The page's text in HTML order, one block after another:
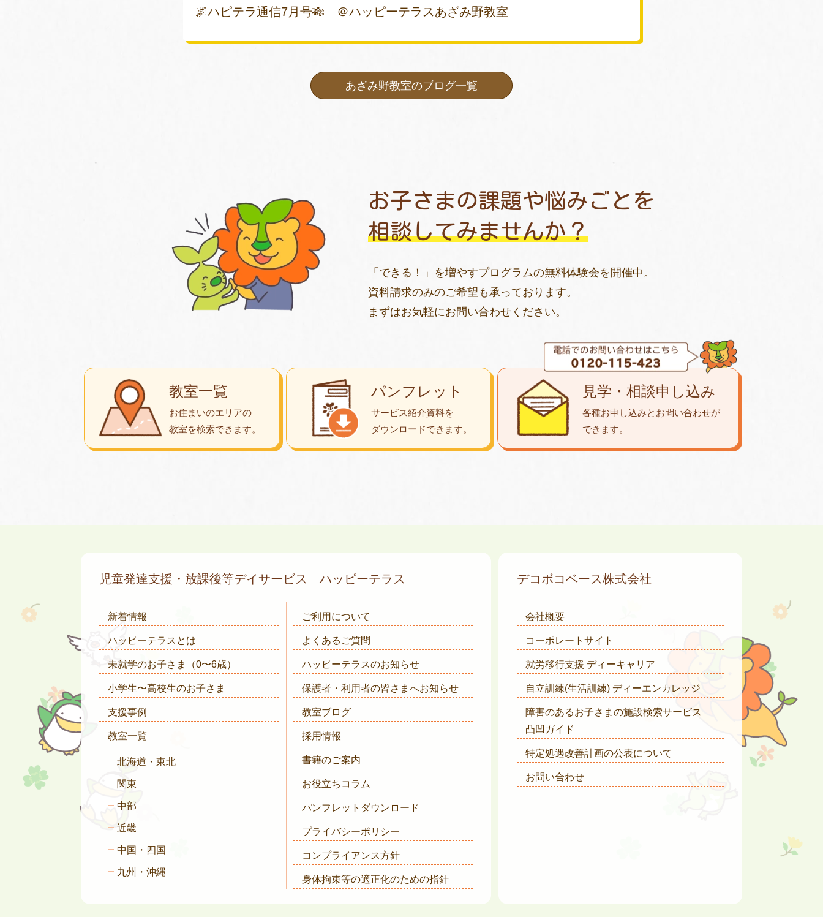
🌌ハピテラ通信7月号🎋 ＠ハッピーテラスあざみ野教室
あざみ野教室のブログ一覧
お子さまの課題や悩みごとを
相談してみませんか？
「できる！」を増やすプログラムの無料体験会を開催中。
資料請求のみのご希望も承っております。
まずはお気軽にお問い合わせください。
教室一覧
お住まいのエリアの
教室を検索できます。
パンフレット
サービス紹介資料を
ダウンロードできます。
見学・相談申し込み
各種お申し込みとお問い合わせが
できます。
児童発達支援・放課後等デイサービス ハッピーテラス
新着情報
ハッピーテラスとは
未就学のお子さま （0〜6歳）
小学生〜高校生のお子さま
支援事例
教室一覧
北海道・東北
関東
中部
近畿
中国・四国
九州・沖縄
ご利用について
よくあるご質問
ハッピーテラスのお知らせ
保護者・利用者の皆さまへお知らせ
教室ブログ
採用情報
書籍のご案内
お役立ちコラム
パンフレットダウンロード
プライバシーポリシー
コンプライアンス方針
身体拘束等の適正化のための指針
デコボコベース株式会社
会社概要
コーポレートサイト
就労移行支援 ディーキャリア
自立訓練(生活訓練) ディーエンカレッジ
障害のあるお子さまの施設検索サービス
凸凹ガイド
特定処遇改善計画の公表について
お問い合わせ